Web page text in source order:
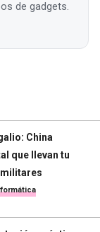
de gadgets.
China
que llevan tu